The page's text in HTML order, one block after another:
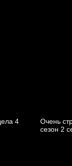
4
Очень
cезон 2